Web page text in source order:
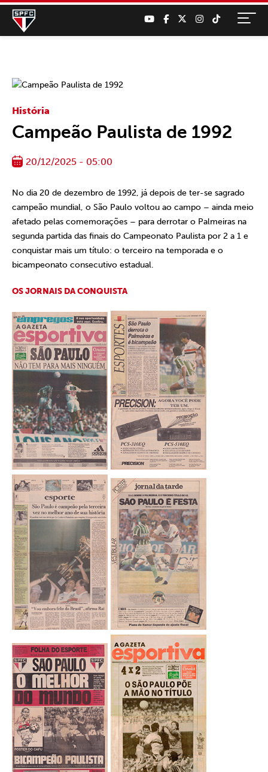
História
Campeão Paulista de 1992
20/12/2025 - 05:00
No dia 20 de dezembro de 1992, já depois de ter-se sagrado
campeão mundial, o São Paulo voltou ao campo – ainda meio
afetado pelas comemorações – para derrotar o Palmeiras na
segunda partida das finais do Campeonato Paulista por 2 a 1 e
conquistar mais um título: o terceiro na temporada e o
bicampeonato consecutivo estadual.
OS JORNAIS DA CONQUISTA